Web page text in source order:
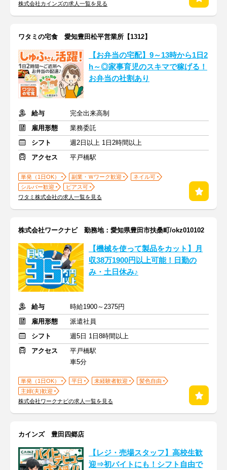
株式会社カインズの求人一覧を見る
ワタミの宅食 愛知豊田松平営業所【1312】
【お弁当の宅配】9～13時から1日2
h～◎家事育児のスキマで稼げる！
お弁当の社割あり
給与
完全出来高制
雇用形態
業務委託
シフト
週2日以上 1日2時間以上
アクセス
平戸橋駅
単発（1日OK） 副業・Ｗワーク歓迎
ネイル可
シルバー歓迎
ピアス可
ワタミ株式会社の求人一覧を見る
株式会社ワークナビ 勤務地：愛知県豊田市扶桑町/okz010102
【機械を使って製品をカット】月
収38万1900円以上可能！日勤の
み・土日休み♪
給与
時給1900～2375円
雇用形態
派遣社員
シフト
週5日 1日8時間以上
アクセス
平戸橋駅
車5分
単発（1日OK） 平日 未経験者歓迎
髪色自由
主婦(夫)歓迎
株式会社ワークナビの求人一覧を見る
カインズ 豊田四郷店
【レジ・売場スタッフ】高校生歓
迎⇒初バイトにも！シフト自由で